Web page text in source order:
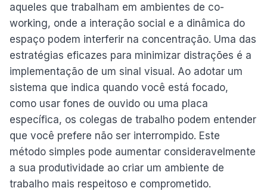
aqueles que trabalham em ambientes de co-
working, onde a interação social e a dinâmica do
espaço podem interferir na concentração. Uma das
estratégias eficazes para minimizar distrações é a
implementação de um sinal visual. Ao adotar um
sistema que indica quando você está focado,
como usar fones de ouvido ou uma placa
específica, os colegas de trabalho podem entender
que você prefere não ser interrompido. Este
método simples pode aumentar consideravelmente
a sua produtividade ao criar um ambiente de
trabalho mais respeitoso e comprometido.